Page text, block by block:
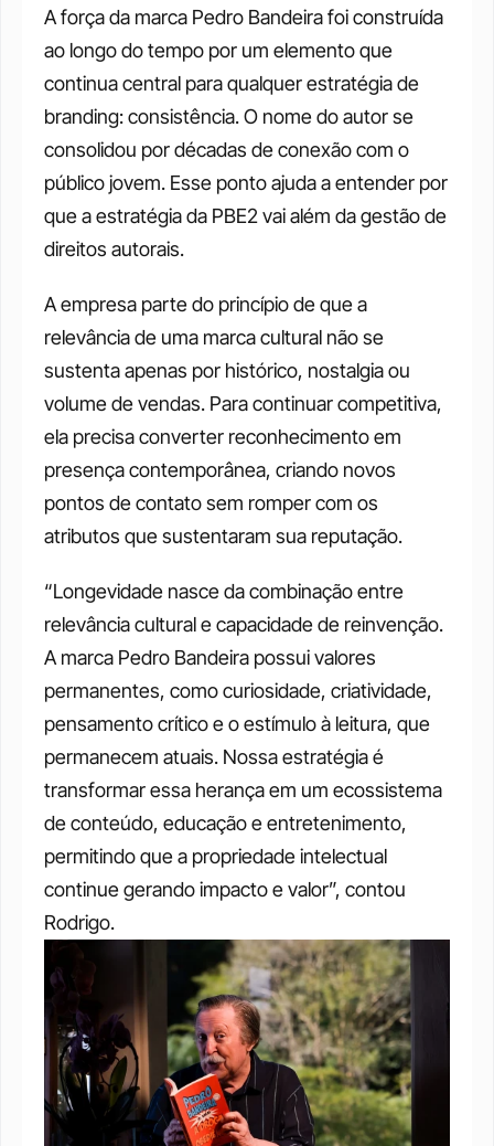
A força da marca Pedro Bandeira foi construída
ao longo do tempo por um elemento que
continua central para qualquer estratégia de
branding: consistência. O nome do autor se
consolidou por décadas de conexão com o
público jovem. Esse ponto ajuda a entender por
que a estratégia da PBE2 vai além da gestão de
direitos autorais.
A empresa parte do princípio de que a
relevância de uma marca cultural não se
sustenta apenas por histórico, nostalgia ou
volume de vendas. Para continuar competitiva,
ela precisa converter reconhecimento em
presença contemporânea, criando novos
pontos de contato sem romper com os
atributos que sustentaram sua reputação.
“Longevidade nasce da combinação entre
relevância cultural e capacidade de reinvenção.
A marca Pedro Bandeira possui valores
permanentes, como curiosidade, criatividade,
pensamento crítico e o estímulo à leitura, que
permanecem atuais. Nossa estratégia é
transformar essa herança em um ecossistema
de conteúdo, educação e entretenimento,
permitindo que a propriedade intelectual
continue gerando impacto e valor”, contou
Rodrigo.